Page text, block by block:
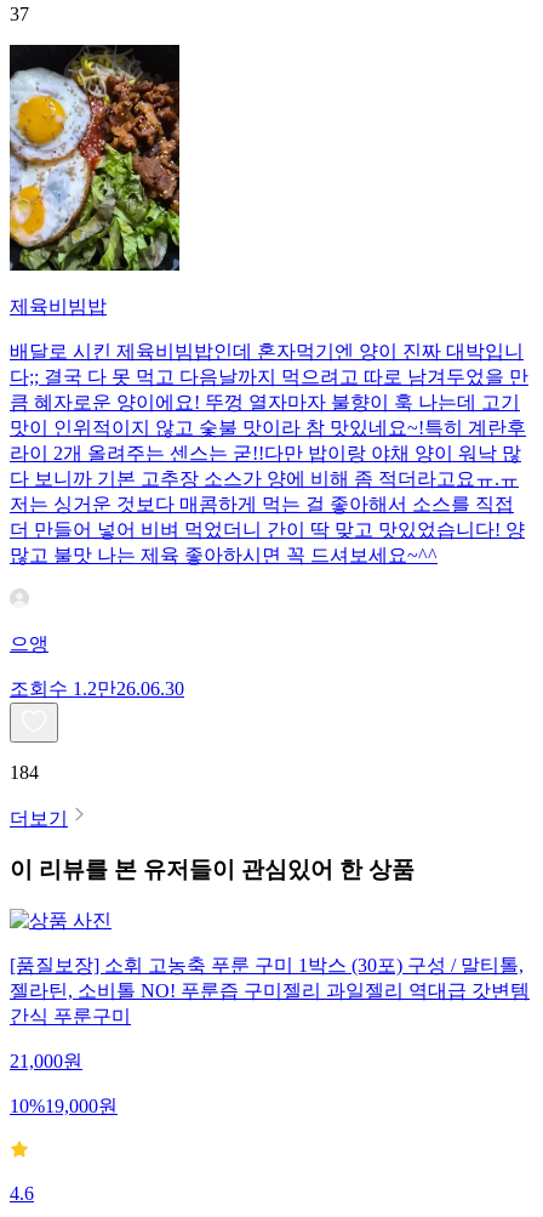
37
제육비빔밥
배달로 시킨 제육비빔밥인데 혼자먹기엔 양이 진짜 대박입니
다;; 결국 다 못 먹고 다음날까지 먹으려고 따로 남겨두었을 만
큼 혜자로운 양이에요! 뚜껑 열자마자 불향이 훅 나는데 고기
맛이 인위적이지 않고 숯불 맛이라 참 맛있네요~!특히 계란후
라이 2개 올려주는 센스는 굳!! ​다만 밥이랑 야채 양이 워낙 많
다 보니까 기본 고추장 소스가 양에 비해 좀 적더라고요ㅠ.ㅠ
저는 싱거운 것보다 매콤하게 먹는 걸 좋아해서 소스를 직접
더 만들어 넣어 비벼 먹었더니 간이 딱 맞고 맛있었습니다! 양
많고 불맛 나는 제육 좋아하시면 꼭 드셔보세요~^^
으앵
조회수 1.2만26.06.30
184
더보기
이 리뷰를 본 유저들이 관심있어 한 상품
[품질보장] 소휘 고농축 푸룬 구미 1박스 (30포) 구성 / 말티톨,
젤라틴, 소비톨 NO! 푸룬즙 구미젤리 과일젤리 역대급 갓변템
간식 푸룬구미
21,000원
10%19,000원
4.6